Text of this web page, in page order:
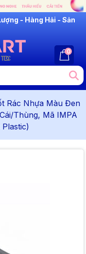
Tiến- Hàng Hải - Sản
0
Rác Nhựa Màu Đen
Thùng, Mã IMPA